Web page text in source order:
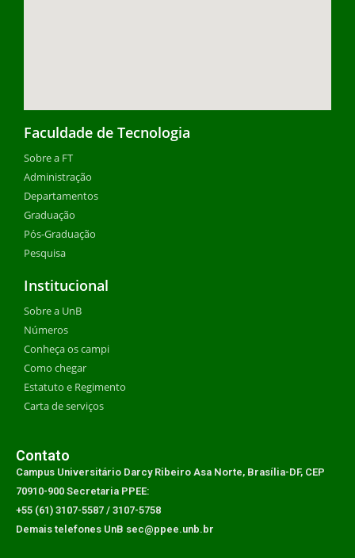
Faculdade de Tecnologia
Sobre a FT
Administração
Departamentos
Graduação
Pós-Graduação
Pesquisa
Institucional
Sobre a UnB
Números
Conheça os campi
Como chegar
Estatuto e Regimento
Carta de serviços
Contato
Campus Universitário Darcy Ribeiro Asa Norte, Brasília-DF, CEP
70910-900 Secretaria PPEE:
+55 (61) 3107-5587 / 3107-5758
Demais telefones UnB sec@ppee.unb.br